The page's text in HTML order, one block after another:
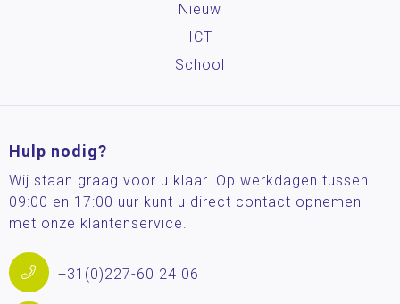
Nieuw
ICT
School
Hulp nodig?
Wij staan graag voor u klaar. Op werkdagen tussen
09:00 en 17:00 uur kunt u direct contact opnemen
met onze klantenservice.
+31(0)227-60 24 06